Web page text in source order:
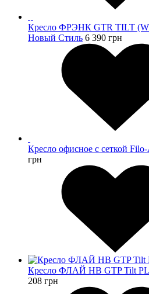
Кресло ФРЭНК GTR TILT
Новый Стиль 6 390 грн
Кресло офисное с сеткой
грн
Кресло ФЛАЙ HB GTP Tilt
208 грн